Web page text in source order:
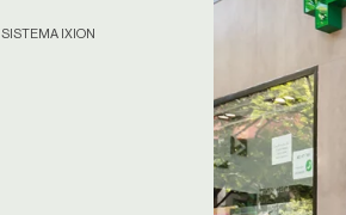
SISTEMA IXION